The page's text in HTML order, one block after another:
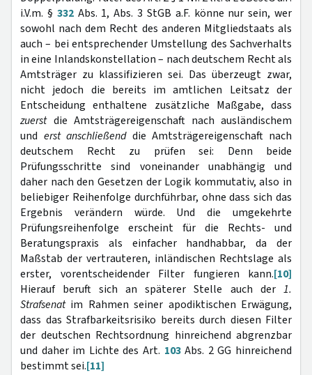
i.V.m. § 332Abs. 1, Abs. 3 StGB a.F. könne nur sein, wer
sowohl nach dem Recht des anderen Mitgliedstaats als
auch – bei entsprechender Umstellung des Sachverhalts
in eine Inlandskonstellation – nach deutschem Recht als
Amtsträger zu klassifizieren sei. Das überzeugt zwar,
nicht jedoch die bereits im amtlichen Leitsatz der
Entscheidung enthaltene zusätzliche Maßgabe, dass
zuerstdie Amtsträgereigenschaft nach ausländischem
und erst anschließenddie Amtsträgereigenschaft nach
deutschem Recht zu prüfen sei: Denn beide
Prüfungsschritte sind voneinander unabhängig und
daher nach den Gesetzen der Logik kommutativ, also in
beliebiger Reihenfolge durchführbar, ohne dass sich das
Ergebnis verändern würde. Und die umgekehrte
Prüfungsreihenfolge erscheint für die Rechts- und
Beratungspraxis als einfacher handhabbar, da der
Maßstab der vertrauteren, inländischen Rechtslage als
erster, vorentscheidender Filter fungieren kann.[10]
Hierauf beruft sich an späterer Stelle auch der 1.
Strafsenatim Rahmen seiner apodiktischen Erwägung,
dass das Strafbarkeitsrisiko bereits durch diesen Filter
der deutschen Rechtsordnung hinreichend abgrenzbar
und daher im Lichte des Art. 103Abs. 2 GG hinreichend
bestimmt sei.[11]